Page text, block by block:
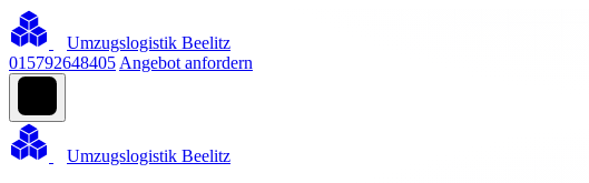
Umzugslogistik Beelitz
015792648405 Angebot anfordern
Umzugslogistik Beelitz